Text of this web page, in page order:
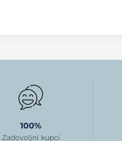
100%
Zadovoljni kupci